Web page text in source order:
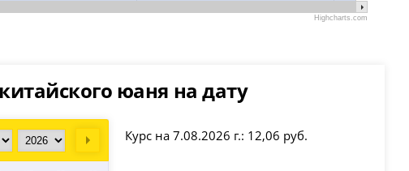
Highcharts.com
юаня на дату
Next
Курс на 7.08.2026 г.: 12,06 руб.